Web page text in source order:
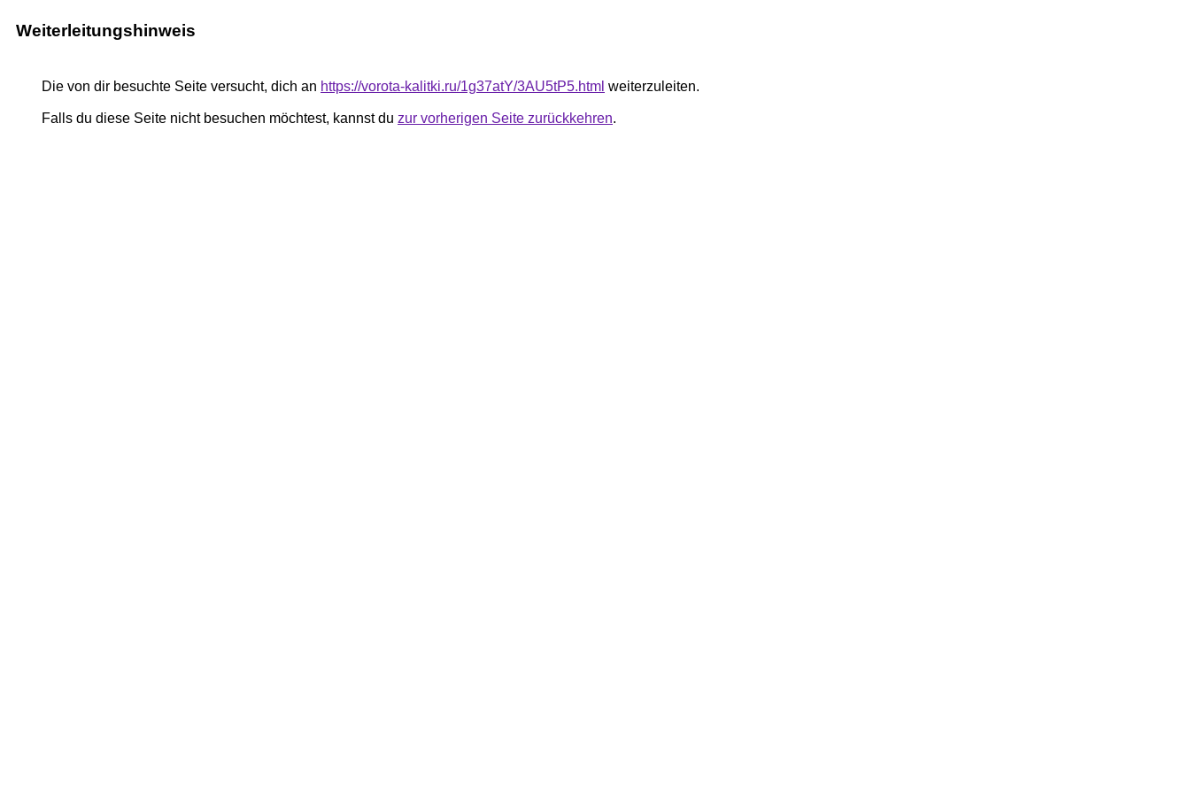
Weiterleitungshinweis
Die von dir besuchte Seite versucht, dich an https://vorota-kalitki.ru/1g37atY/3AU5tP5.html weiterzuleiten.
Falls du diese Seite nicht besuchen möchtest, kannst du zur vorherigen Seite zurückkehren.